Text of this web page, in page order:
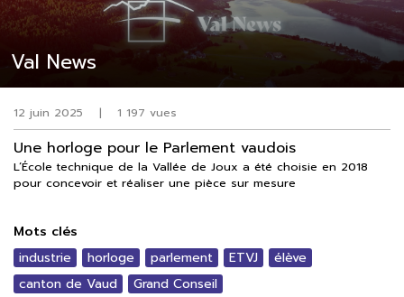
Val News
12 juin 2025 | 1 197 vues
Une horloge pour le Parlement vaudois
L’École technique de la Vallée de Joux a été choisie en 2018
pour concevoir et réaliser une pièce sur mesure
Mots clés
industrie horloge parlement ETVJ
élève
canton de Vaud
Grand Conseil